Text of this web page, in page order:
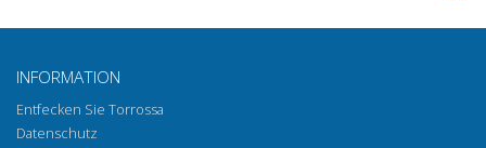
INFORMATION
Entfecken Sie Torrossa
Datenschutz